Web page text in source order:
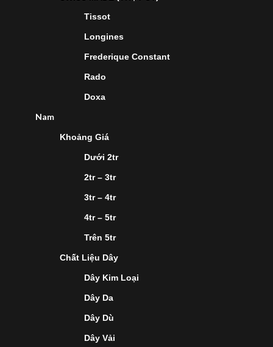
Tissot
Longines
Frederique Constant
Rado
Doxa
Nam
Khoảng Giá
Dưới 2tr
2tr – 3tr
3tr – 4tr
4tr – 5tr
Trên 5tr
Chất Liệu Dây
Dây Kim Loại
Dây Da
Dây Dù
Dây Vải